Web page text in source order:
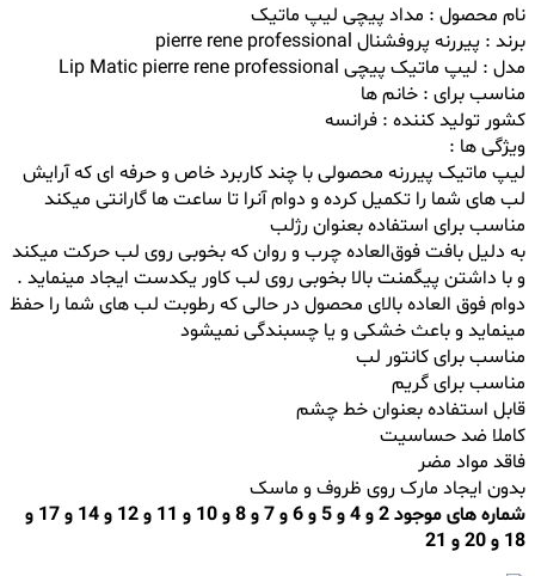
نام محصول : مداد پیچی لیپ ماتیک
برند : پیررنه پروفشنال pierre rene professional
مدل : لیپ ماتیک پیچی Lip Matic pierre rene professional
مناسب برای : خانم ها
کشور تولید کننده : فرانسه
ویژگی ها :
لیپ ماتیک پیررنه محصولی با چند کاربرد خاص و حرفه ای که آرایش
لب های شما را تکمیل کرده و دوام آنرا تا ساعت ها گارانتی میکند
مناسب برای استفاده بعنوان رژلب
به دلیل بافت فوق‌العاده چرب و روان که بخوبی روی لب حرکت میکند
و با داشتن پیگمنت بالا بخوبی روی لب کاور یکدست ایجاد مینماید .
دوام فوق العاده بالای محصول در حالی که رطوبت لب های شما را حفظ
مینماید و باعث خشکی و یا چسبندگی نمیشود
مناسب برای کانتور لب
مناسب برای گریم
قابل استفاده بعنوان خط چشم
کاملا ضد حساسیت
فاقد مواد مضر
بدون ایجاد مارک روی ظروف و ماسک
شماره های موجود 2 و 4 و 5 و 6 و 7 و 8 و 10 و 11 و 12 و 14 و 17 و
18 و 20 و 21